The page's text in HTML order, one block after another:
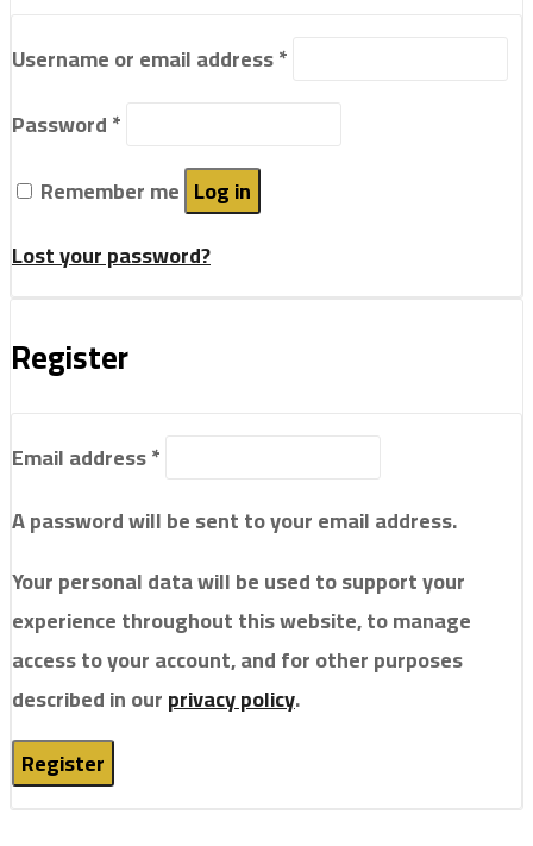
Username or email address*
Password*
Remember me Log in
Lost your password?
Register
Email address*
A password will be sent to your email address.
Your personal data will be used to support your
experience throughout this website, to manage
access to your account, and for other purposes
described in ourprivacy policy.
Register